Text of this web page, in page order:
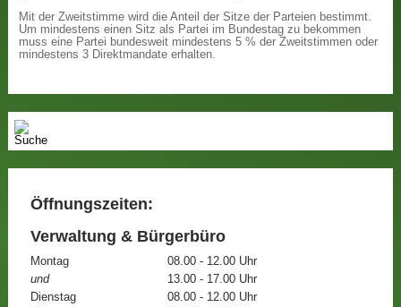
Mit der Zweitstimme wird die Anteil der Sitze der Parteien bestimmt.
Um mindestens einen Sitz als Partei im Bundestag zu bekommen
muss eine Partei bundesweit mindestens 5 % der Zweitstimmen oder
mindestens 3 Direktmandate erhalten.
Öffnungszeiten:
Verwaltung & Bürgerbüro
Montag
08.00 - 12.00 Uhr
und
13.00 - 17.00 Uhr
Dienstag
08.00 - 12.00 Uhr